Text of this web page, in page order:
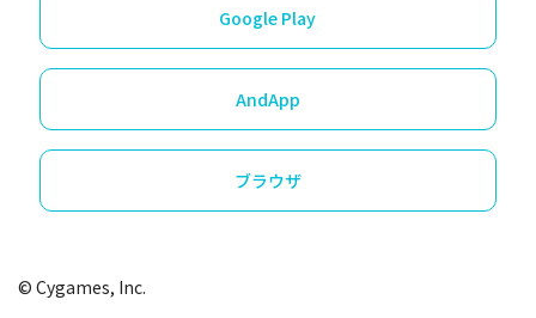
Google Play
AndApp
ブラウザ
© Cygames, Inc.